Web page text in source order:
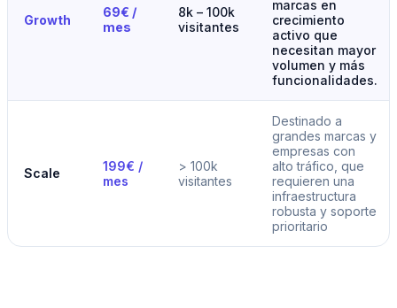
Growth
69€ /
mes
8k – 100k
visitantes
marcas en
crecimiento
activo que
necesitan mayor
volumen y más
funcionalidades.
Scale
199€ /
mes
> 100k
visitantes
Destinado a
grandes marcas y
empresas con
alto tráfico, que
requieren una
infraestructura
robusta y soporte
prioritario